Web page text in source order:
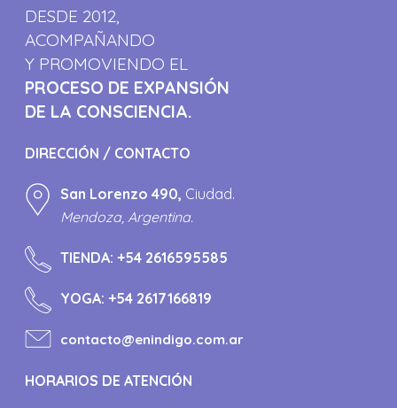
DESDE 2012,
ACOMPAÑANDO
Y PROMOVIENDO EL
PROCESO DE EXPANSIÓN
DE LA CONSCIENCIA.
DIRECCIÓN / CONTACTO
San Lorenzo 490, Ciudad.
Mendoza, Argentina.
TIENDA:+54 2616595585
YOGA:+54 2617166819
contacto@enindigo.com.ar
HORARIOS DE ATENCIÓN